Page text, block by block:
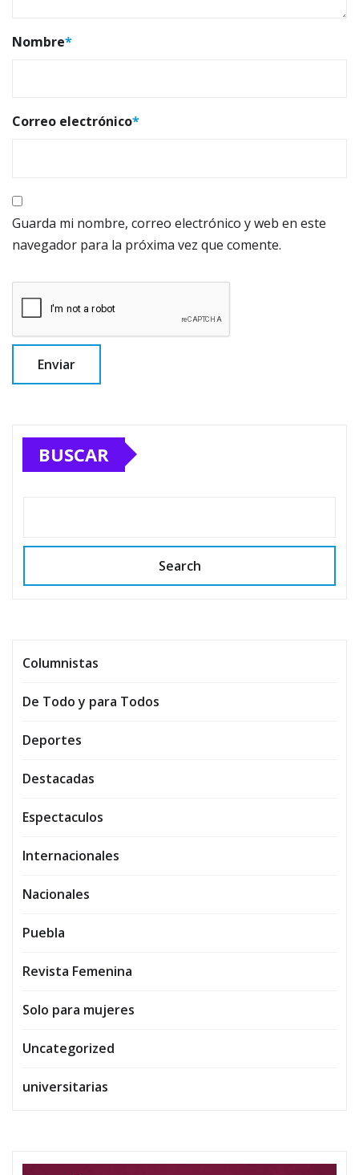
Nombre*
Correo electrónico*
Guarda mi nombre, correo electrónico y web en este
navegador para la próxima vez que comente.
BUSCAR
Search
Columnistas
De Todo y para Todos
Deportes
Destacadas
Espectaculos
Internacionales
Nacionales
Puebla
Revista Femenina
Solo para mujeres
Uncategorized
universitarias